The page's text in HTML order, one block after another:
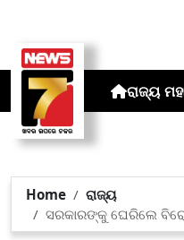
ରାଜ୍ୟ
Home
ରାଜ୍ୟ
ସରକାରଙ୍କୁ ଘେରିଲେ